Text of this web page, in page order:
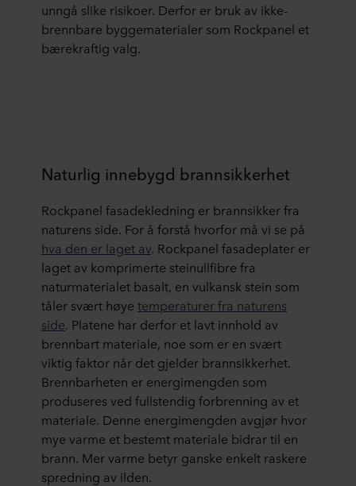
unngå slike risikoer. Derfor er bruk av ikke-
brennbare byggematerialer som Rockpanel et
bærekraftig valg.
Naturlig innebygd brannsikkerhet
Rockpanel fasadekledning er brannsikker fra
naturens side. For å forstå hvorfor må vi se på
hva den er laget av. Rockpanel fasadeplater er
laget av komprimerte steinullfibre fra
naturmaterialet basalt, en vulkansk stein som
tåler svært høye temperaturer fra naturens
side. Platene har derfor et lavt innhold av
brennbart materiale, noe som er en svært
viktig faktor når det gjelder brannsikkerhet.
Brennbarheten er energimengden som
produseres ved fullstendig forbrenning av et
materiale. Denne energimengden avgjør hvor
mye varme et bestemt materiale bidrar til en
brann. Mer varme betyr ganske enkelt raskere
spredning av ilden.